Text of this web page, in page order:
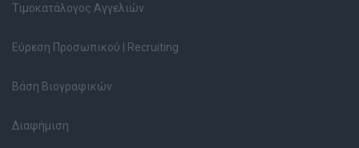
Τιμοκατάλογος Αγγελιών
Εύρεση Προσωπικού | Recruiting
Βάση Βιογραφικών
Διαφήμιση